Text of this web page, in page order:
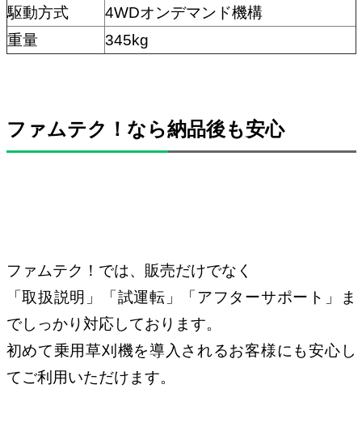
駆動方式
4WDオンデマンド機構
重量
345kg
ファムテク！なら納品後も安心
ファムテク！では、販売だけでなく
「取扱説明」「試運転」「アフターサポート」ま
でしっかり対応しております。
初めて乗用草刈機を導入されるお客様にも安心し
てご利用いただけます。